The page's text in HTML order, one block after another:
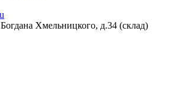
Хмельницкого, д.34 (склад)